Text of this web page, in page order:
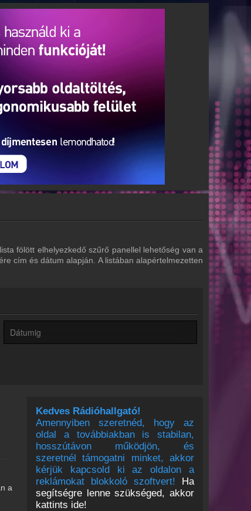
fölött elhelyezkedő szűrő panellel lehetőség van a
cím és dátum alapján. A listában alapértelmezetten
Kedves Rádióhallgató!
Amennyiben szeretnéd, hogy az
oldal a továbbiakban is stabilan,
hosszútávon működjön, és
szeretnél támogatni minket, akkor
kérjük kapcsold ki az oldalon a
reklámokat blokkoló szoftvert! Ha
segítségre lenne szükséged, akkor
kattints ide!
a